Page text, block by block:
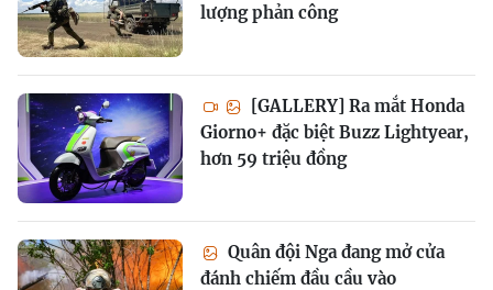
lượng phản công
[GALLERY] Ra mắt Honda
Giorno+ đặc biệt Buzz Lightyear,
hơn 59 triệu đồng
Quân đội Nga đang mở cửa
đánh chiếm đầu cầu vào